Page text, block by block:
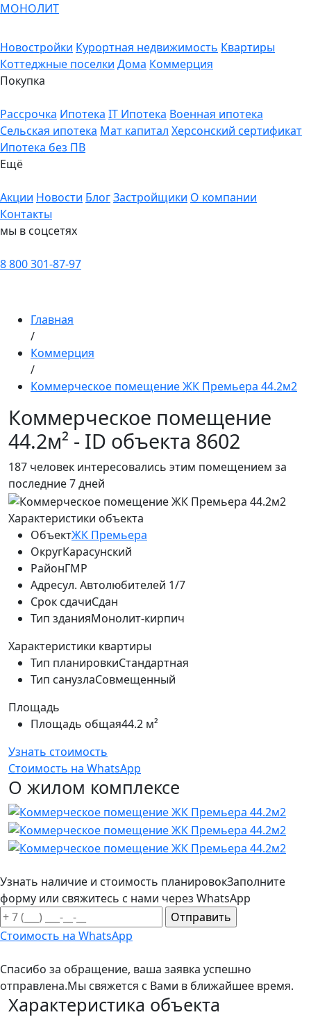
МОНОЛИТ
Новостройки Курортная недвижимость Квартиры
Коттеджные поселки Дома Коммерция
Покупка
Рассрочка Ипотека IT Ипотека Военная ипотека
Сельская ипотека Мат капитал Херсонский сертификат
Ипотека без ПВ
Ещё
Акции Новости БлогЗастройщики О компании
Контакты
мы в соцсетях
8 800 301-87-97
Главная
/
Коммерция
/
Коммерческое помещение ЖК Премьера 44.2м2
Коммерческое помещение
44.2м² - ID объекта 8602
187 человек интересовались этим помещением за
последние 7 дней
Характеристики объекта
ОбъектЖК Премьера
ОкругКарасунский
РайонГМР
Адресул. Автолюбителей 1/7
Срок сдачиСдан
Тип зданияМонолит-кирпич
Характеристики квартиры
Тип планировкиСтандартная
Тип санузлаСовмещенный
Площадь
Площадь общая44.2 м²
Узнать стоимость
Стоимость на WhatsApp
О жилом комплексе
Узнать наличие и стоимость планировокЗаполните
форму или свяжитесь с нами через WhatsApp
Стоимость на WhatsApp
Спасибо за обращение, ваша заявка успешно
отправлена.Мы свяжется с Вами в ближайшее время.
Характеристика объекта